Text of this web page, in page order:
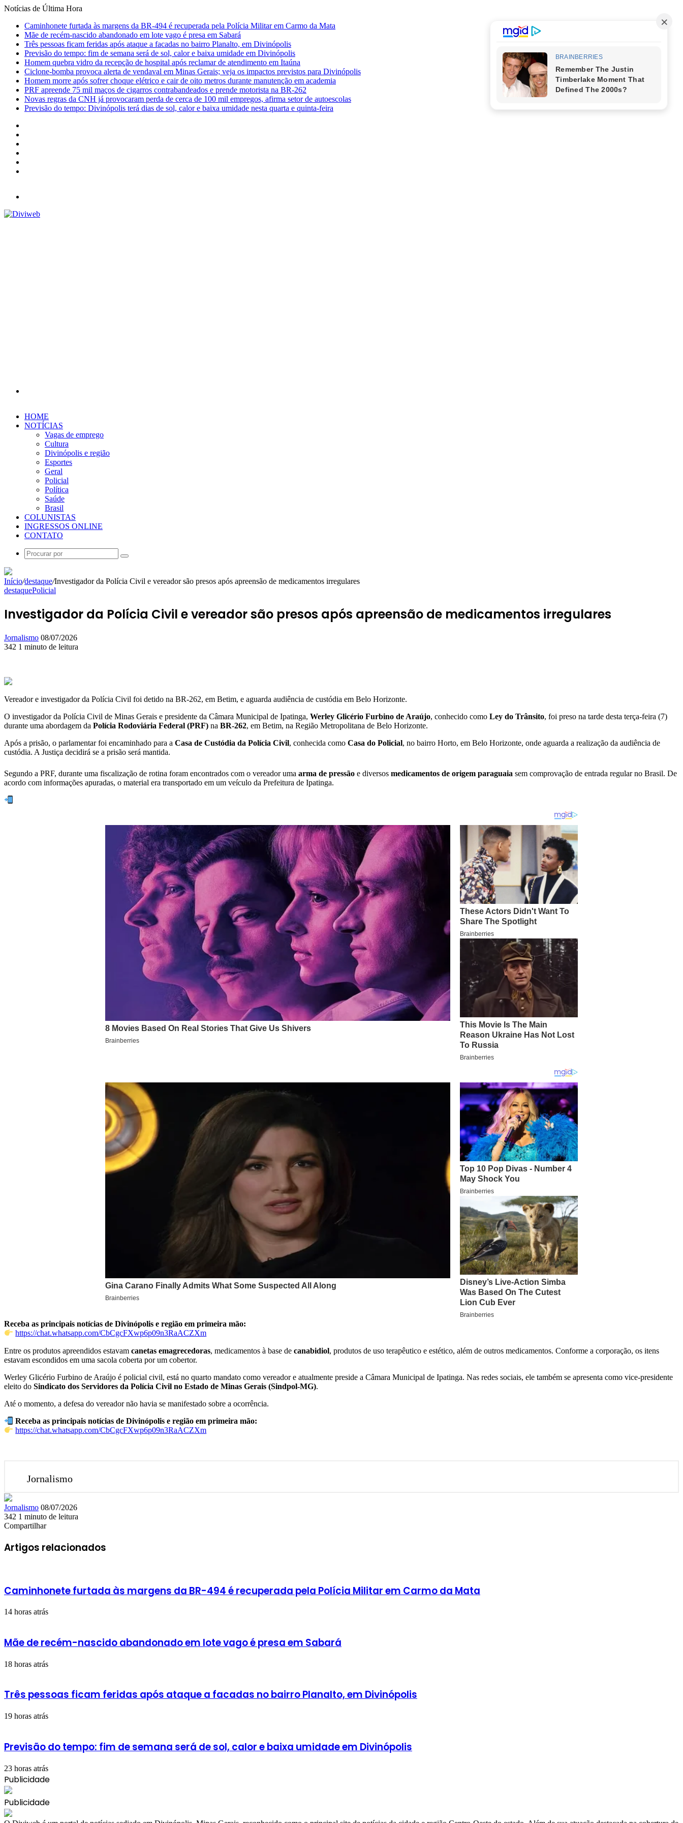
Notícias de Última Hora
Caminhonete furtada às margens da BR-494 é recuperada pela Polícia Militar em Carmo da Mata
Mãe de recém-nascido abandonado em lote vago é presa em Sabará
Três pessoas ficam feridas após ataque a facadas no bairro Planalto, em Divinópolis
Previsão do tempo: fim de semana será de sol, calor e baixa umidade em Divinópolis
Homem quebra vidro da recepção de hospital após reclamar de atendimento em Itaúna
Ciclone-bomba provoca alerta de vendaval em Minas Gerais; veja os impactos previstos para Divinópolis
Homem morre após sofrer choque elétrico e cair de oito metros durante manutenção em academia
PRF apreende 75 mil maços de cigarros contrabandeados e prende motorista na BR-262
Novas regras da CNH já provocaram perda de cerca de 100 mil empregos, afirma setor de autoescolas
Previsão do tempo: Divinópolis terá dias de sol, calor e baixa umidade nesta quarta e quinta-feira
HOME
NOTÍCIAS
Vagas de emprego
Cultura
Divinópolis e região
Esportes
Geral
Policial
Política
Saúde
Brasil
COLUNISTAS
INGRESSOS ONLINE
CONTATO
Procurar
Início/destaque/Investigador da Polícia Civil e vereador são presos após apreensão de medicamentos irregulares
destaquePolicial
Investigador da Polícia Civil e vereador são presos após apreensão de medicamentos irregulares
Jornalismo Mande
um
08/07/2026
342 1 minuto de leitura
Vereador e investigador da Polícia Civil foi detido na BR-262, em Betim, e aguarda audiência de custódia em Belo Horizonte.
O investigador da Polícia Civil de Minas Gerais e presidente da Câmara Municipal de Ipatinga, Werley Glicério Furbino de Araújo, conhecido como Ley do Trânsito, foi preso na tarde desta terça-feira (7)
durante uma abordagem da Polícia Rodoviária Federal (PRF) na BR-262, em Betim, na Região Metropolitana de Belo Horizonte.
Após a prisão, o parlamentar foi encaminhado para a Casa de Custódia da Polícia Civil, conhecida como Casa do Policial, no bairro Horto, em Belo Horizonte, onde aguarda a realização da audiência de
custódia. A Justiça decidirá se a prisão será mantida.
Segundo a PRF, durante uma fiscalização de rotina foram encontrados com o vereador uma arma de pressão e diversos medicamentos de origem paraguaia sem comprovação de entrada regular no Brasil. De
acordo com informações apuradas, o material era transportado em um veículo da Prefeitura de Ipatinga.
Receba as principais notícias de Divinópolis e região em primeira mão:
https://chat.whatsapp.com/CbCgcFXwp6p09n3RaACZXm
Entre os produtos apreendidos estavam canetas emagrecedoras, medicamentos à base de canabidiol, produtos de uso terapêutico e estético, além de outros medicamentos. Conforme a corporação, os itens
estavam escondidos em uma sacola coberta por um cobertor.
Werley Glicério Furbino de Araújo é policial civil, está no quarto mandato como vereador e atualmente preside a Câmara Municipal de Ipatinga. Nas redes sociais, ele também se apresenta como vice-presidente
eleito do Sindicato dos Servidores da Polícia Civil no Estado de Minas Gerais (Sindpol-MG).
Até o momento, a defesa do vereador não havia se manifestado sobre a ocorrência.
Receba as principais notícias de Divinópolis e região em primeira mão:
https://chat.whatsapp.com/CbCgcFXwp6p09n3RaACZXm
Jornalismo
Jornalismo Mande
um
e-
08/07/2026
342 1 minuto de leitura
Facebook
X
Linkedin
Skype
Messenger
Messenger
WhatsApp
Telegram
Compartilhar
via
e-
Artigos relacionados
Caminhonete furtada às margens da BR-494 é recuperada pela Polícia Militar em Carmo da Mata
14 horas atrás
Mãe de recém-nascido abandonado em lote vago é presa em Sabará
18 horas atrás
Três pessoas ficam feridas após ataque a facadas no bairro Planalto, em Divinópolis
19 horas atrás
Previsão do tempo: fim de semana será de sol, calor e baixa umidade em Divinópolis
23 horas atrás
Publicidade
Publicidade